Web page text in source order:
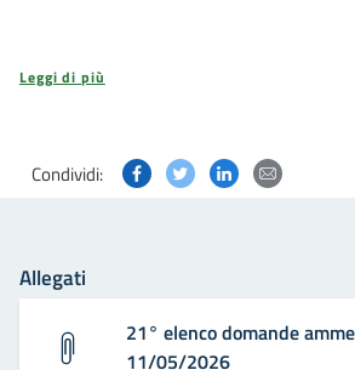
Leggi di più
Condividi: Condividi questa pagina
Condividi questa
Condividi
Allegati
21° elenco domande
11/05/2026